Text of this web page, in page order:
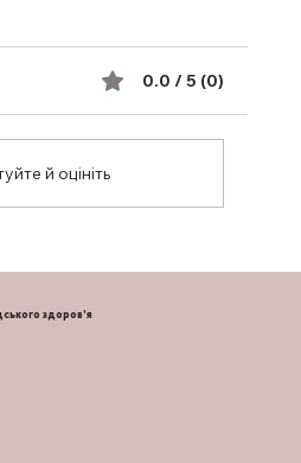
0.0 / 5 (0)
й оцініть
здоров'я